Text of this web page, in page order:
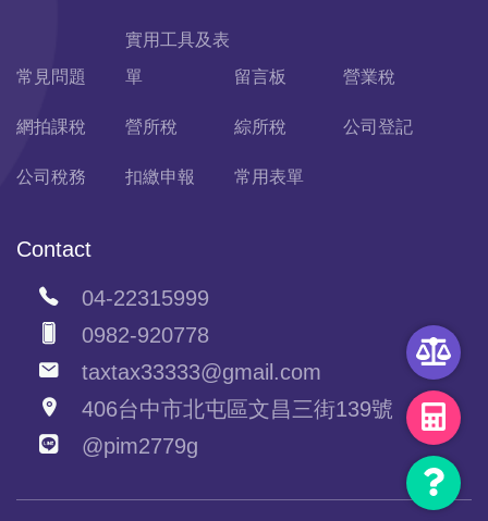
常見問題
實用工具及表
單
留言板 營業稅
網拍課稅 營所稅 綜所稅 公司登記
公司稅務 扣繳申報 常用表單
Contact
04-22315999
0982-920778
taxtax33333@gmail.com
406台中市北屯區文昌三街139號
@pim2779g